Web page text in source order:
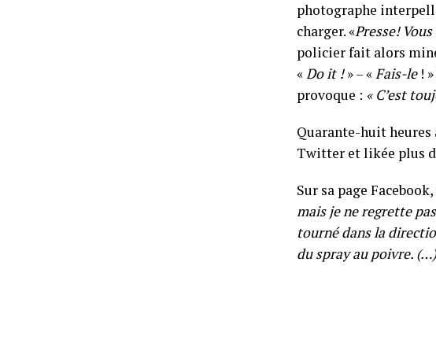
photographe
charger. «Presse!
policier fait alors
«Do it !» – «Fais-le!
provoque : « C’est
Quarante-huit heures
Twitter et likée plus
Sur sa page
mais je ne regrette
tourné dans la
du spray au poivre.